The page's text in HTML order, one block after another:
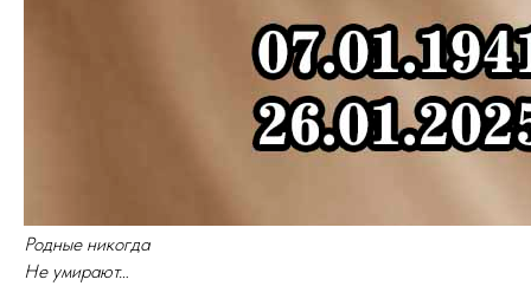
Родные никогда
Не умирают…